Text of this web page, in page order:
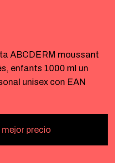
ABCDERM moussant
enfants 1000 ml un
unisex con EAN
precio